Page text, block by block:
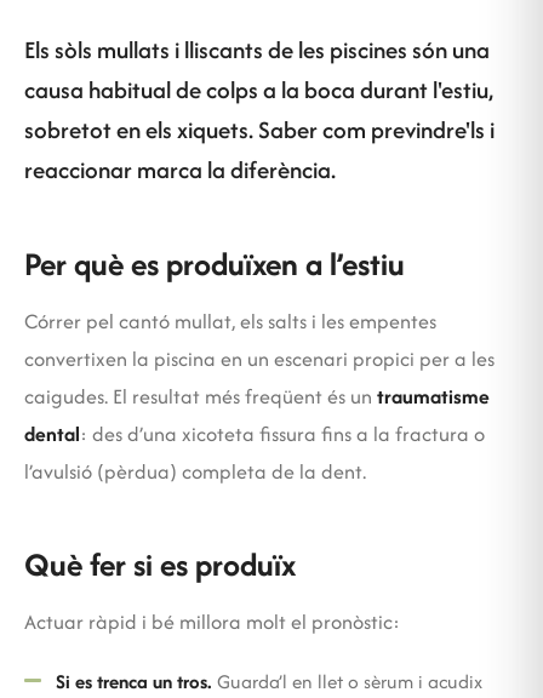
Els sòls mullats i lliscants de les piscines són una
causa habitual de colps a la boca durant l'estiu,
sobretot en els xiquets. Saber com previndre'ls i
reaccionar marca la diferència.
Per què es produïxen a l’estiu
Córrer pel cantó mullat, els salts i les empentes
convertixen la piscina en un escenari propici per a les
caigudes. El resultat més freqüent és un traumatisme
dental: des d’una xicoteta fissura fins a la fractura o
l’avulsió (pèrdua) completa de la dent.
Què fer si es produïx
Actuar ràpid i bé millora molt el pronòstic:
Si es trenca un tros. Guarda’l en llet o sèrum i acudix